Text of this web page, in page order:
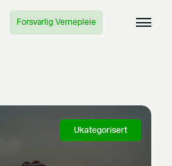
Forsvarlig Vernepleie
Ukategorisert